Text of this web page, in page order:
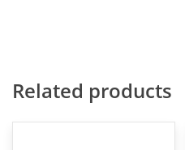
Related products